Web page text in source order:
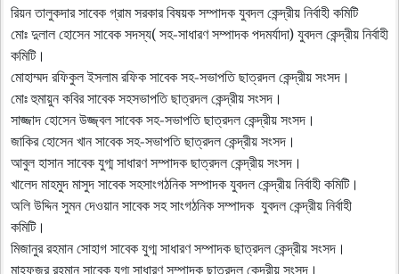
রিয়ন তালুকদার সাবেক গ্রাম সরকার বিষয়ক সম্পাদক যুবদল কেন্দ্রীয় নির্বাহী কমিটি
মোঃ দুলাল হোসেন সাবেক সদস্য( সহ-সাধারণ সম্পাদক পদমর্যাদা) যুবদল কেন্দ্রীয় নির্বাহী
কমিটি।
মোহাম্মদ রফিকুল ইসলাম রফিক সাবেক সহ-সভাপতি ছাত্রদল কেন্দ্রীয় সংসদ।
মোঃ হুমায়ুন কবির সাবেক সহসভাপতি ছাত্রদল কেন্দ্রীয় সংসদ।
সাজ্জাদ হোসেন উজ্জ্বল সাবেক সহ-সভাপতি ছাত্রদল কেন্দ্রীয় সংসদ।
জাকির হোসেন খান সাবেক সহ-সভাপতি ছাত্রদল কেন্দ্রীয় সংসদ।
আবুল হাসান সাবেক যুগ্ম সাধারণ সম্পাদক ছাত্রদল কেন্দ্রীয় সংসদ।
খালেদ মাহমুদ মাসুদ সাবেক সহসাংগঠনিক সম্পাদক যুবদল কেন্দ্রীয় নির্বাহী কমিটি।
অলি উদ্দিন সুমন দেওয়ান সাবেক সহ সাংগঠনিক সম্পাদক যুবদল কেন্দ্রীয় নির্বাহী
কমিটি।
মিজানুর রহমান সোহাগ সাবেক যুগ্ম সাধারণ সম্পাদক ছাত্রদল কেন্দ্রীয় সংসদ।
মাহফুজুর রহমান সাবেক যুগ্ম সাধারণ সম্পাদক ছাত্রদল কেন্দ্রীয় সংসদ।